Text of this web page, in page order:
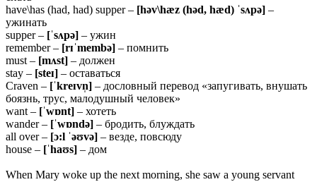
have\has (had, had) supper – [həv\hæz (həd, hæd) ˈsʌpə] –
ужинать
supper – [ˈsʌpə] – ужин
remember – [rɪˈmembə] – помнить
must – [mʌst] – должен
stay – [steɪ] – оставаться
Craven – [ˈkreɪvn̩] – дословный перевод «запугивать, внушать
боязнь, трус, малодушный человек»
want – [ˈwɒnt] – хотеть
wander – [ˈwɒndə] – бродить, блуждать
all over – [ɔ:l ˈəʊvə] – везде, повсюду
house – [ˈhaʊs] – дом
When Mary woke up the next morning, she saw a young servant